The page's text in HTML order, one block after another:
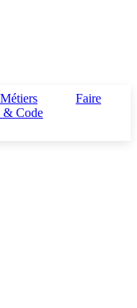
Faire
& Code